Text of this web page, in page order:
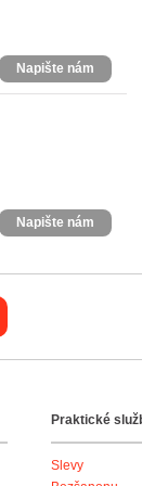
Napište nám
Napište nám
Praktické
Slevy